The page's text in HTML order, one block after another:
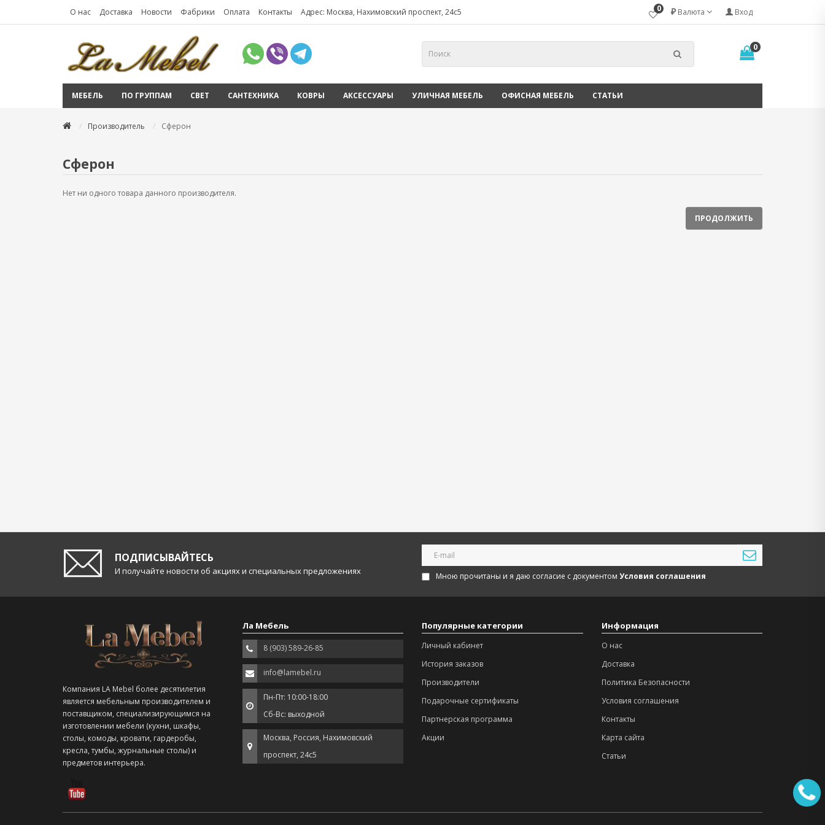
О нас Доставка Новости Фабрики Оплата Контакты Адрес: Москва, Нахимовский проспект, 24с5 Вход
₽ Валюта
0
0
МЕБЕЛЬ ПО ГРУППАМ СВЕТ САНТЕХНИКА КОВРЫ АКСЕССУАРЫ УЛИЧНАЯ МЕБЕЛЬ ОФИСНАЯ МЕБЕЛЬ СТАТЬИ
Производитель Сферон
Сферон
Нет ни одного товара данного производителя.
ПРОДОЛЖИТЬ
ПОДПИСЫВАЙТЕСЬ
И получайте новости об акциях и специальных предложениях Мною прочитаны и я даю согласие с документом Условия соглашения
Компания LA Mebel более десятилетия
является мебельным производителем и
поставщиком, специализирующимся на
изготовлении мебели (кухни, шкафы,
столы, комоды, кровати, гардеробы,
кресла, тумбы, журнальные столы) и
предметов интерьера.
Ла Мебель
8 (903) 589-26-85
info@lamebel.ru
Пн-Пт: 10:00-18:00
Сб-Вс: выходной
Москва, Россия, Нахимовский
проспект, 24с5
Популярные категории
Личный кабинет
История заказов
Производители
Подарочные сертификаты
Партнерская программа
Акции
Информация
О нас
Доставка
Политика Безопасности
Условия соглашения
Контакты
Карта сайта
Статьи